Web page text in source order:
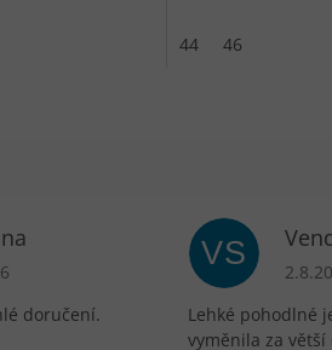
44 46
obchodu je 5 z 5 hvězdiček.
doručení.
VS
Lehké pohodlné
vyměnila za větší